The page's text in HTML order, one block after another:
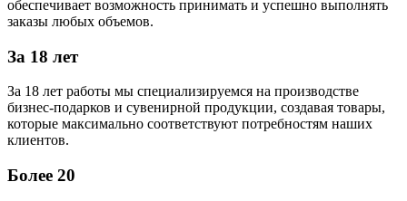
обеспечивает возможность принимать и успешно выполнять
заказы любых объемов.
За 18 лет
За 18 лет работы мы специализируемся на производстве
бизнес-подарков и сувенирной продукции, создавая товары,
которые максимально соответствуют потребностям наших
клиентов.
Более 20